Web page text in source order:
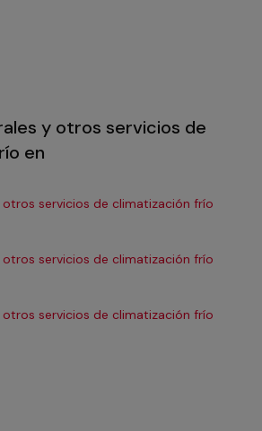
y otros servicios de
en
otros servicios de climatización frío
otros servicios de climatización frío
otros servicios de climatización frío